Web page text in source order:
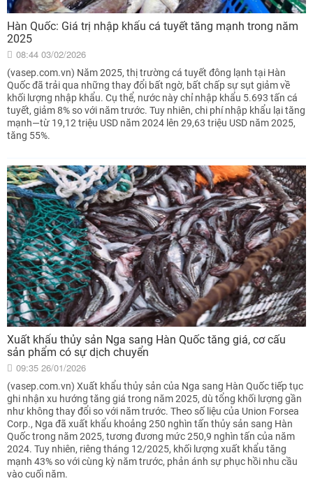
Hàn Quốc: Giá trị nhập khẩu cá tuyết tăng mạnh trong năm
2025
08:44 03/02/2026
(vasep.com.vn) Năm 2025, thị trường cá tuyết đông lạnh tại Hàn
Quốc đã trải qua những thay đổi bất ngờ, bất chấp sự sụt giảm về
khối lượng nhập khẩu. Cụ thể, nước này chỉ nhập khẩu 5.693 tấn cá
tuyết, giảm 8% so với năm trước. Tuy nhiên, chi phí nhập khẩu lại tăng
mạnh—từ 19,12 triệu USD năm 2024 lên 29,63 triệu USD năm 2025,
tăng 55%.
Xuất khẩu thủy sản Nga sang Hàn Quốc tăng giá, cơ cấu
sản phẩm có sự dịch chuyển
09:35 26/01/2026
(vasep.com.vn) Xuất khẩu thủy sản của Nga sang Hàn Quốc tiếp tục
ghi nhận xu hướng tăng giá trong năm 2025, dù tổng khối lượng gần
như không thay đổi so với năm trước. Theo số liệu của Union Forsea
Corp., Nga đã xuất khẩu khoảng 250 nghìn tấn thủy sản sang Hàn
Quốc trong năm 2025, tương đương mức 250,9 nghìn tấn của năm
2024. Tuy nhiên, riêng tháng 12/2025, khối lượng xuất khẩu tăng
mạnh 43% so với cùng kỳ năm trước, phản ánh sự phục hồi nhu cầu
vào cuối năm.